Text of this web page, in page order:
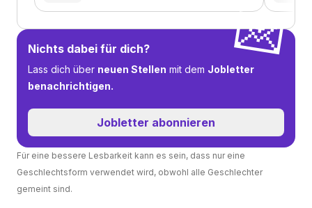
💌
Nichts dabei für dich?
Lass dich über neuen Stellen mit dem Jobletter
benachrichtigen.
Jobletter abonnieren
Für eine bessere Lesbarkeit kann es sein, dass nur eine
Geschlechtsform verwendet wird, obwohl alle Geschlechter
gemeint sind.